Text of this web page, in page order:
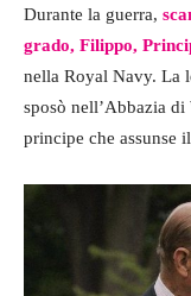
Durante la guerra,
grado, Filippo,
nella Royal Navy. La
sposò nell’Abbazia
principe che assunse